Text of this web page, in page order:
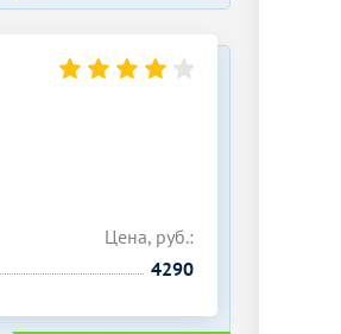
Цена, руб.:
4290